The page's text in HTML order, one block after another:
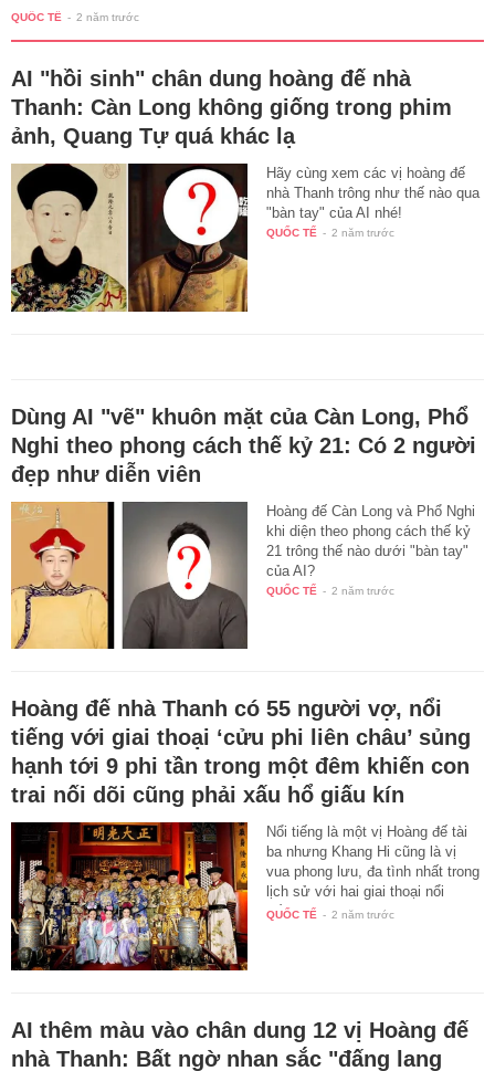
QUỐC TẾ - 2 năm trước
AI "hồi sinh" chân dung hoàng đế nhà
Thanh: Càn Long không giống trong phim
ảnh, Quang Tự quá khác lạ
Hãy cùng xem các vị hoàng đế
nhà Thanh trông như thế nào qua
"bàn tay" của AI nhé!
QUỐC TẾ - 2 năm trước
Dùng AI "vẽ" khuôn mặt của Càn Long, Phổ
Nghi theo phong cách thế kỷ 21: Có 2 người
đẹp như diễn viên
Hoàng đế Càn Long và Phổ Nghi
khi diện theo phong cách thế kỷ
21 trông thế nào dưới "bàn tay"
của AI?
QUỐC TẾ - 2 năm trước
Hoàng đế nhà Thanh có 55 người vợ, nổi
tiếng với giai thoại ‘cửu phi liên châu’ sủng
hạnh tới 9 phi tần trong một đêm khiến con
trai nối dõi cũng phải xấu hổ giấu kín
Nổi tiếng là một vị Hoàng đế tài
ba nhưng Khang Hi cũng là vị
vua phong lưu, đa tình nhất trong
lịch sử với hai giai thoại nổi
tiếng…
QUỐC TẾ - 2 năm trước
AI thêm màu vào chân dung 12 vị Hoàng đế
nhà Thanh: Bất ngờ nhan sắc "đấng lang